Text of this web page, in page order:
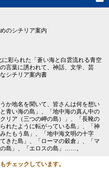
のシチリア案内
彩られた「蒼い海と白雲流れる青空
言葉に誘われて、神話、文学、芸
シチリア案内書
か地名を聞いて、皆さんは何を想い
青い海の島」、「地中海の真ん中の
リア（三つの岬の島）」、「長靴の
れたように転がっている島」、「神
たもう島」、「地中海文明の十字
きた島」、「ローマの穀倉」、「マ
島」、「エロスの島」……。
チェックしています。